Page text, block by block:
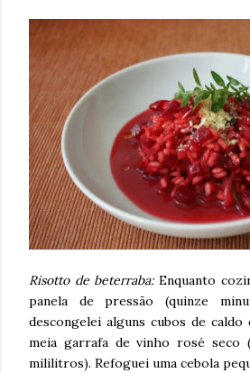
Risotto de beterraba:Enquanto
panela de pressão (quinze
descongelei alguns cubos de
meia garrafa de vinho rosé seco
mililitros). Refoguei uma cebola